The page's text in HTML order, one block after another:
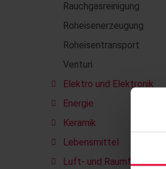
Rauchgasreinigung
Roheisenerzeugung
Roheisentransport
Venturi
Elektro und Elektronik
Energie
Keramik
Lebensmittel
Luft- und Raumfahrt